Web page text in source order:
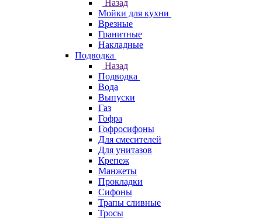
Назад
Мойки для кухни
Врезные
Гранитные
Накладные
Подводка
Назад
Подводка
Вода
Выпуски
Газ
Гофра
Гофросифоны
Для смесителей
Для унитазов
Крепеж
Манжеты
Прокладки
Сифоны
Трапы сливные
Тросы